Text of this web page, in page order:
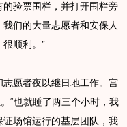
验票围栏，并打开围栏旁
们的大量志愿者和安保人
顺利。”
愿者夜以继日地工作。宫
“也就睡了两三个小时，我
场馆运行的基层团队，我